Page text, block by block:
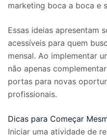
marketing boca a boca e
Essas ideias apresentam
acessíveis para quem
mensal. Ao implementar
não apenas
portas para novas
profissionais.
Dicas para Começar
Iniciar uma atividade de